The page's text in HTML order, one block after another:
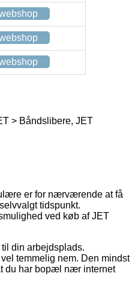
> Båndslibere, JET
er for nærværende at få
tidspunkt.
ved køb af JET
din arbejdsplads.
temmelig nem. Den mindst
du har bopæl nær internet